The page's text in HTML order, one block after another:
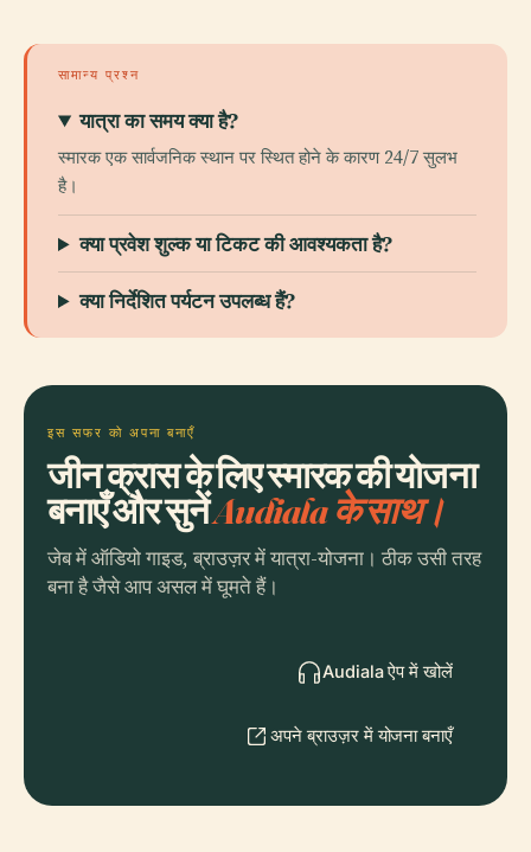
सामान्य प्रश्न
यात्रा का समय क्या है?
स्मारक एक सार्वजनिक स्थान पर स्थित होने के कारण 24/7 सुलभ
है।
क्या प्रवेश शुल्क या टिकट की आवश्यकता है?
क्या निर्देशित पर्यटन उपलब्ध हैं?
इस सफर को अपना बनाएँ
जीन क्रास के लिए स्मारक की योजना
बनाएँ और सुनेंAudiala के साथ।
जेब में ऑडियो गाइड, ब्राउज़र में यात्रा-योजना। ठीक उसी तरह
बना है जैसे आप असल में घूमते हैं।
Audiala ऐप में खोलें
अपने ब्राउज़र में योजना बनाएँ